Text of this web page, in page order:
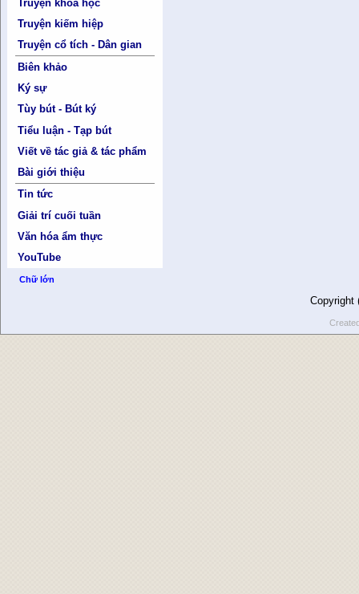
Truyện khoa học
Truyện kiếm hiệp
Truyện cổ tích - Dân gian
Biên khảo
Ký sự
Tùy bút - Bút ký
Tiểu luận - Tạp bút
Viết về tác giả & tác phẩm
Bài giới thiệu
Tin tức
Giải trí cuối tuần
Văn hóa ẩm thực
YouTube
Chữ lớn
Copyright